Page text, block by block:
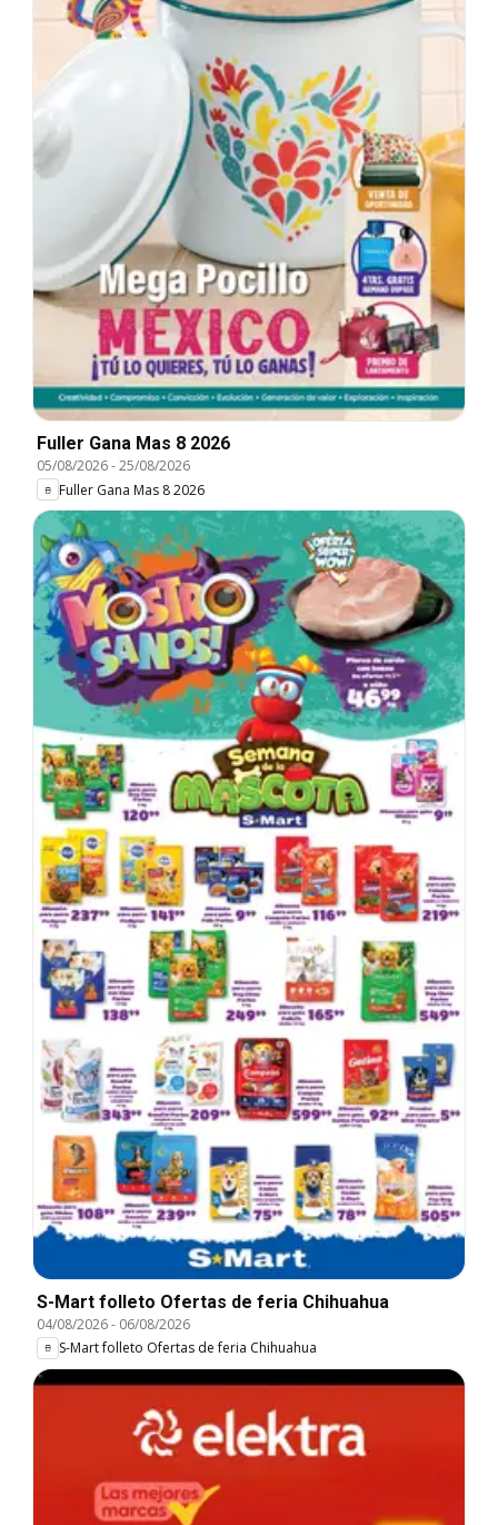
Fuller Gana Mas 8 2026
05/08/2026-25/08/2026
Fuller Gana Mas 8 2026
S-Mart folleto Ofertas de feria Chihuahua
04/08/2026- 06/08/2026
S-Mart folleto Ofertas de feria Chihuahua